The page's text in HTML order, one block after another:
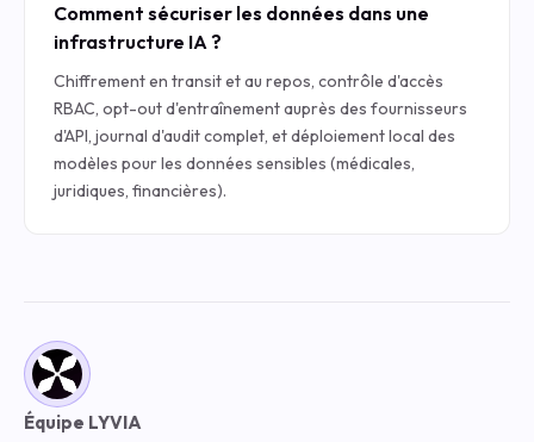
Comment sécuriser les données dans une
infrastructure IA ?
Chiffrement en transit et au repos, contrôle d'accès
RBAC, opt-out d'entraînement auprès des fournisseurs
d'API, journal d'audit complet, et déploiement local des
modèles pour les données sensibles (médicales,
juridiques, financières).
Équipe LYVIA